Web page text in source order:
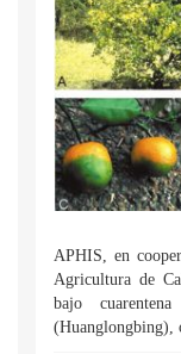
APHIS, en
Agricultura de
bajo
(Huanglongbing),